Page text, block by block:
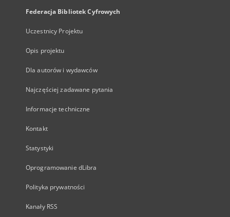
Federacja Bibliotek Cyfrowych
Uczestnicy Projektu
Opis projektu
Dla autorów i wydawców
Najczęściej zadawane pytania
Informacje techniczne
Kontakt
Statystyki
Oprogramowanie dLibra
Polityka prywatności
Kanały RSS